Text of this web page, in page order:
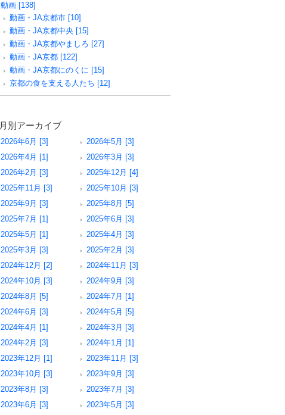
動画 [138]
動画・JA京都市 [10]
動画・JA京都中央 [15]
動画・JA京都やましろ [27]
動画・JA京都 [122]
動画・JA京都にのくに [15]
京都の食を支える人たち [12]
月別アーカイブ
2026年6月 [3]
2026年5月 [3]
2026年4月 [1]
2026年3月 [3]
2026年2月 [3]
2025年12月 [4]
2025年11月 [3]
2025年10月 [3]
2025年9月 [3]
2025年8月 [5]
2025年7月 [1]
2025年6月 [3]
2025年5月 [1]
2025年4月 [3]
2025年3月 [3]
2025年2月 [3]
2024年12月 [2]
2024年11月 [3]
2024年10月 [3]
2024年9月 [3]
2024年8月 [5]
2024年7月 [1]
2024年6月 [3]
2024年5月 [5]
2024年4月 [1]
2024年3月 [3]
2024年2月 [3]
2024年1月 [1]
2023年12月 [1]
2023年11月 [3]
2023年10月 [3]
2023年9月 [3]
2023年8月 [3]
2023年7月 [3]
2023年6月 [3]
2023年5月 [3]